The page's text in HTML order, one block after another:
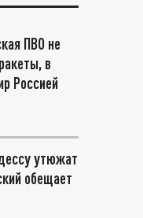
ПВО не
в
Россией
утюжат
обещает